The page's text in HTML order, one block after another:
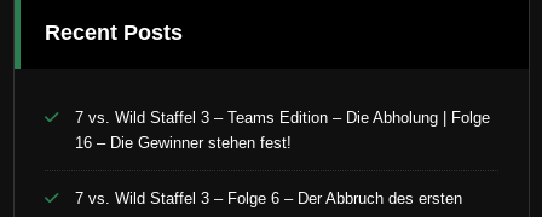
Recent Posts
7 vs. Wild Staffel 3 – Teams Edition – Die Abholung | Folge
16 – Die Gewinner stehen fest!
7 vs. Wild Staffel 3 – Folge 6 – Der Abbruch des ersten